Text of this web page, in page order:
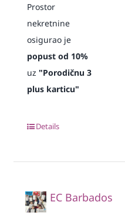
Prostor
nekretnine
osigurao je
popust od 10%
uz "Porodičnu 3
plus karticu"
Details
EC Barbados